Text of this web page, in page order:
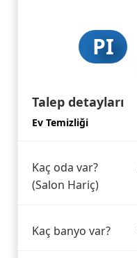
PI
Talep detayları
Ev Temizliği
Kaç oda var?
(Salon Hariç)
Kaç banyo var?